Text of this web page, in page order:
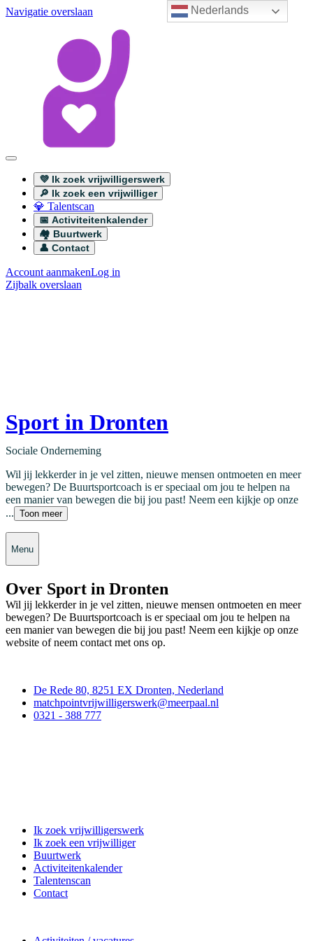
Nederlands
Navigatie overslaan
💜 Ik zoek vrijwilligerswerk
🔎 Ik zoek een vrijwilliger
💎 Talentscan
📅 Activiteitenkalender
🏘️ Buurtwerk
👤 Contact
Account aanmakenLog in
Zijbalk overslaan
Sport in Dronten
Sociale Onderneming
Wil jij lekkerder in je vel zitten, nieuwe mensen ontmoeten en meer
bewegen? De Buurtsportcoach is er speciaal om jou te helpen na
een manier van bewegen die bij jou past! Neem een kijkje op onze
... Toon meer
Menu
Over Sport in Dronten
Wil jij lekkerder in je vel zitten, nieuwe mensen ontmoeten en meer
bewegen? De Buurtsportcoach is er speciaal om jou te helpen na
een manier van bewegen die bij jou past! Neem een kijkje op onze
website of neem contact met ons op.
De Rede 80, 8251 EX Dronten, Nederland
matchpointvrijwilligerswerk@meerpaal.nl
0321 - 388 777
Ik zoek vrijwilligerswerk
Ik zoek een vrijwilliger
Buurtwerk
Activiteitenkalender
Talentenscan
Contact